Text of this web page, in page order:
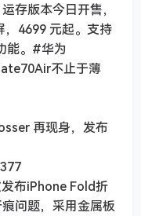
存版本今日开售，
，4699 元起。支持
能。#华为
不止于薄
再现身，发布
布iPhone Fold折
问题，采用金属板